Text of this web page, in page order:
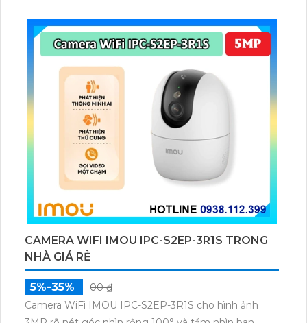
dữ liệu qua thẻ microSD lên đến 512GB.
CAMERA WIFI IMOU IPC-S2EP-3R1S TRONG
NHÀ GIÁ RẺ
5%-35%
00 ₫
Camera WiFi IMOU IPC-S2EP-3R1S cho hình ảnh